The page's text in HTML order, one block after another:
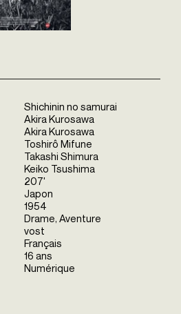
Shichinin no samurai
Akira Kurosawa
Akira Kurosawa
Toshirô Mifune
Takashi Shimura
Keiko Tsushima
207'
Japon
1954
Drame, Aventure
vost
Français
16 ans
Numérique